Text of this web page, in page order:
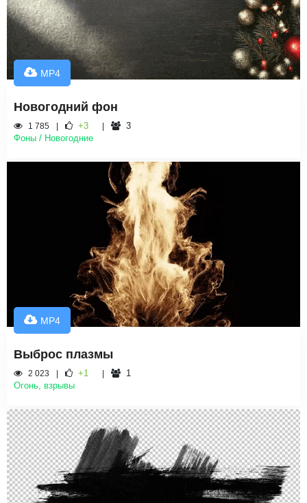
MP4
Новогодний фон
1 785 +3
3
Фоны / Новогодние
MP4
Выброс плазмы
2 023 +1
1
Огонь, взрывы